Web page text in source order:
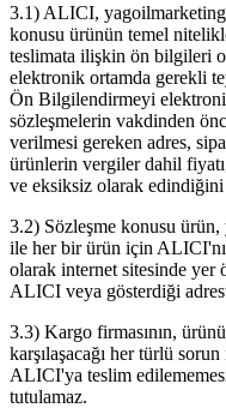
3.1) ALICI,
konusu ürünün temel
teslimata ilişkin ön bilgileri
elektronik ortamda gerekli
Ön Bilgilendirmeyi
sözleşmelerin vakdinden
verilmesi gereken adres,
ürünlerin vergiler dahil
ve eksiksiz olarak
3.2) Sözleşme konusu
ile her bir ürün için
olarak internet sitesinde yer
ALICI veya gösterdiği
3.3) Kargo firmasının,
karşılaşacağı her türlü
ALICI'ya teslim
tutulamaz.